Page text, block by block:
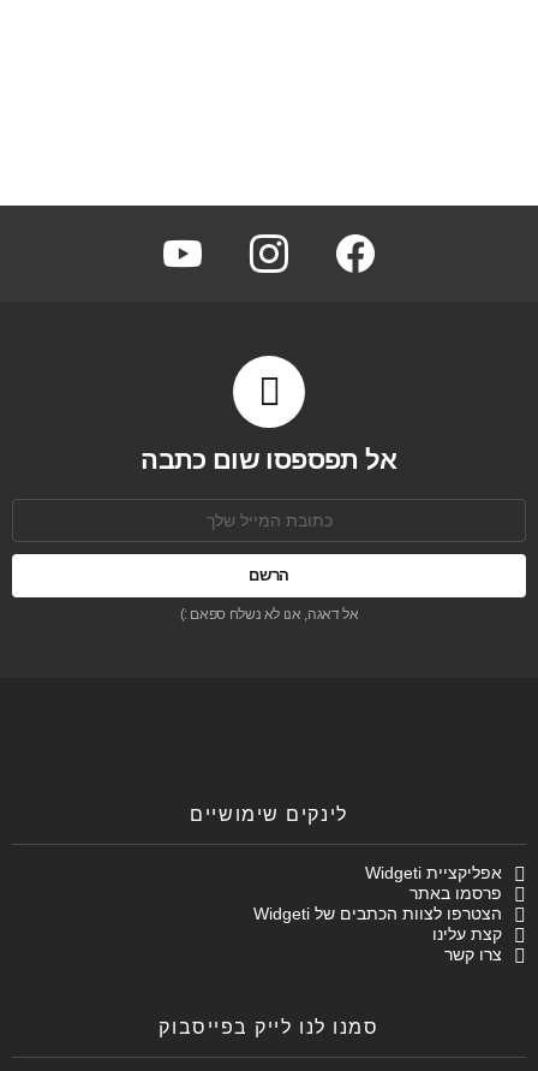
facebook
instagram
אל תפספסו שום כתבה
אל דאגה, אנו לא נשלח ספאם :)
לינקים שימושיים
אפליקציית Widgeti
פרסמו באתר
הצטרפו לצוות הכתבים של Widgeti
קצת עלינו
צרו קשר
סמנו לנו לייק בפייסבוק